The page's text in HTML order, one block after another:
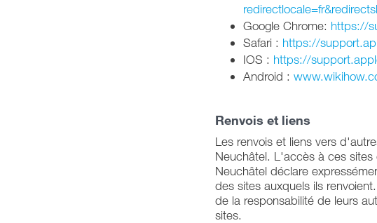
Google Chrome: https://
Safari : https://
IOS : https://
Android :
Renvois et liens
Les renvois et liens vers
Neuchâtel. L'accès à ces sites
Neuchâtel déclare
des sites auxquels ils
de la responsabilité de leurs
sites.